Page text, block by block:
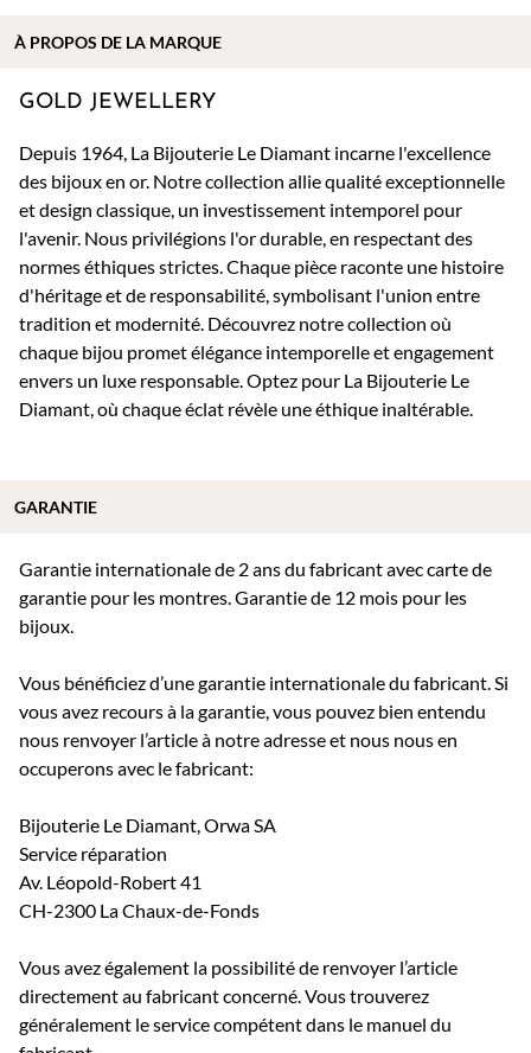
GOLD JEWELLERY
Depuis 1964, La Bijouterie Le Diamant incarne l'excellence
des bijoux en or. Notre collection allie qualité exceptionnelle
et design classique, un investissement intemporel pour
l'avenir. Nous privilégions l'or durable, en respectant des
normes éthiques strictes. Chaque pièce raconte une histoire
d'héritage et de responsabilité, symbolisant l'union entre
tradition et modernité. Découvrez notre collection où
chaque bijou promet élégance intemporelle et engagement
envers un luxe responsable. Optez pour La Bijouterie Le
Diamant, où chaque éclat révèle une éthique inaltérable.
Garantie internationale de 2 ans du fabricant avec carte de
garantie pour les montres. Garantie de 12 mois pour les
bijoux.
Vous bénéficiez d’une garantie internationale du fabricant. Si
vous avez recours à la garantie, vous pouvez bien entendu
nous renvoyer l’article à notre adresse et nous nous en
occuperons avec le fabricant:
Bijouterie Le Diamant, Orwa SA
Service réparation
Av. Léopold-Robert 41
CH-2300 La Chaux-de-Fonds
Vous avez également la possibilité de renvoyer l’article
directement au fabricant concerné. Vous trouverez
généralement le service compétent dans le manuel du
À PROPOS DE LA MARQUE
GARANTIE